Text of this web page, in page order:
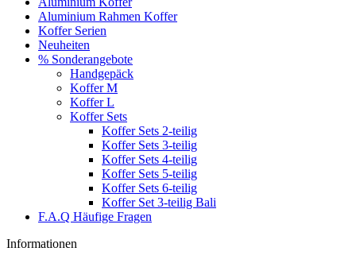
Aluminium Rahmen Koffer
Koffer Serien
Neuheiten
% Sonderangebote
Handgepäck
Koffer M
Koffer L
Koffer Sets
Koffer Sets 2-teilig
Koffer Sets 3-teilig
Koffer Sets 4-teilig
Koffer Sets 5-teilig
Koffer Sets 6-teilig
Koffer Set 3-teilig Bali
F.A.Q Häufige Fragen
Informationen